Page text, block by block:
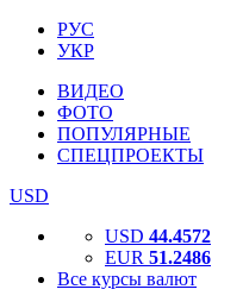
РУС
УКР
ВИДЕО
ФОТО
ПОПУЛЯРНЫЕ
СПЕЦПРОЕКТЫ
USD
USD 44.4572
EUR 51.2486
Все курсы валют